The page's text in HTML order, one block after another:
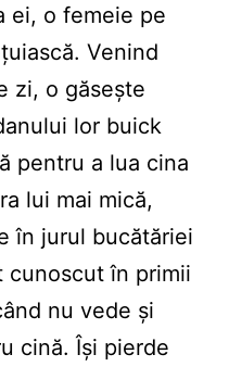
ei, o femeie pe
Venind
zi, o găsește
lor buick
pentru a lua cina
lui mai mică,
în jurul bucătăriei
cunoscut în primii
nu vede și
cină. Își pierde